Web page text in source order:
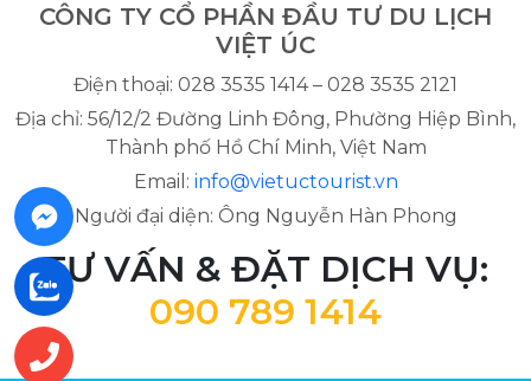
CÔNG TY CỔ PHẦN ĐẦU TƯ DU LỊCH
VIỆT ÚC
Điện thoại: 028 3535 1414 – 028 3535 2121
Địa chỉ: 56/12/2 Đường Linh Đông, Phường Hiệp Bình,
Thành phố Hồ Chí Minh, Việt Nam
Email: info@vietuctourist.vn
Người đại diện: Ông Nguyễn Hàn Phong
TƯ VẤN & ĐẶT DỊCH VỤ:
090 789 1414